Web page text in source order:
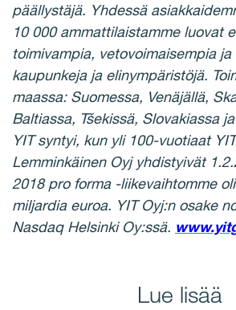
päällystäjä. Yhdessä
10 000 ammattilaistamme luovat
toimivampia, vetovoimaisempia ja
kaupunkeja ja elinympäristöjä.
maassa: Suomessa, Venäjällä,
Baltiassa, Tšekissä, Slovakiassa
YIT syntyi, kun yli 100-vuotiaat
Lemminkäinen Oyj yhdistyivät
2018 pro forma -liikevaihtomme
miljardia euroa. YIT Oyj:n osake
Nasdaq Helsinki Oy:ssä.
Lue lisää